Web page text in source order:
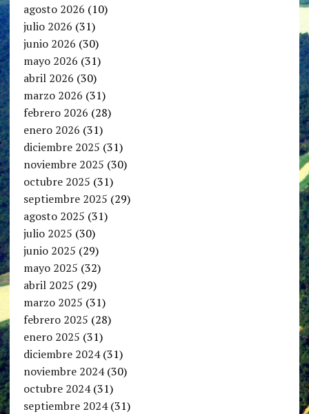
agosto 2026 (10)
julio 2026 (31)
junio 2026 (30)
mayo 2026 (31)
abril 2026 (30)
marzo 2026 (31)
febrero 2026 (28)
enero 2026 (31)
diciembre 2025 (31)
noviembre 2025 (30)
octubre 2025 (31)
septiembre 2025 (29)
agosto 2025 (31)
julio 2025 (30)
junio 2025 (29)
mayo 2025 (32)
abril 2025 (29)
marzo 2025 (31)
febrero 2025 (28)
enero 2025 (31)
diciembre 2024(31)
noviembre 2024(30)
octubre 2024(31)
septiembre 2024(31)